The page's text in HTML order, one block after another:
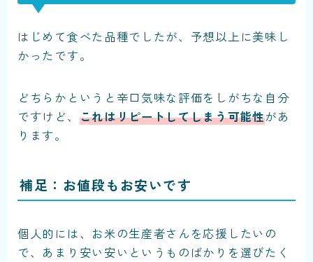
はじめて食べた品種でしたが、予想以上に美味し
かったです。
どちらかというと辛口気味な評価をしがちな自分
ですけど、 これはリピートしてしまう可能性があ
ります。
補足：お値段もお安いです
個人的には、お米の生産者さんを応援したいの
で、あまり安い安いというものばかりを選びたく